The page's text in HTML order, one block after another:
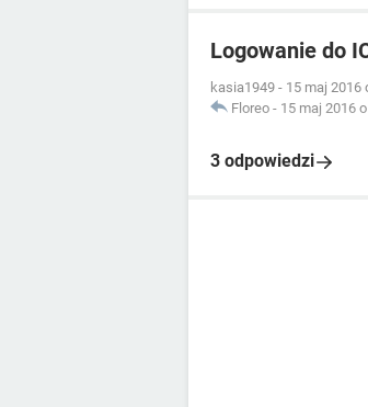
Logowanie do
kasia1949 - 15 maj 2016
Floreo - 15 maj 2016
3 odpowiedzi